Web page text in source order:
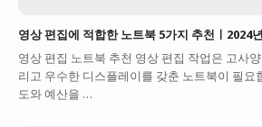
영상 편집에 적합한 노트북 5가지 추천ㅣ2024
영상 편집 노트북 추천 영상 편집 작업은 고사
리고 우수한 디스플레이를 갖춘 노트북이 필요
도와 예산을 …